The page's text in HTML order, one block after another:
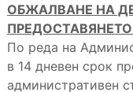
ОБЖАЛВАНЕ НА
По реда на
в 14 дневен срок
административен